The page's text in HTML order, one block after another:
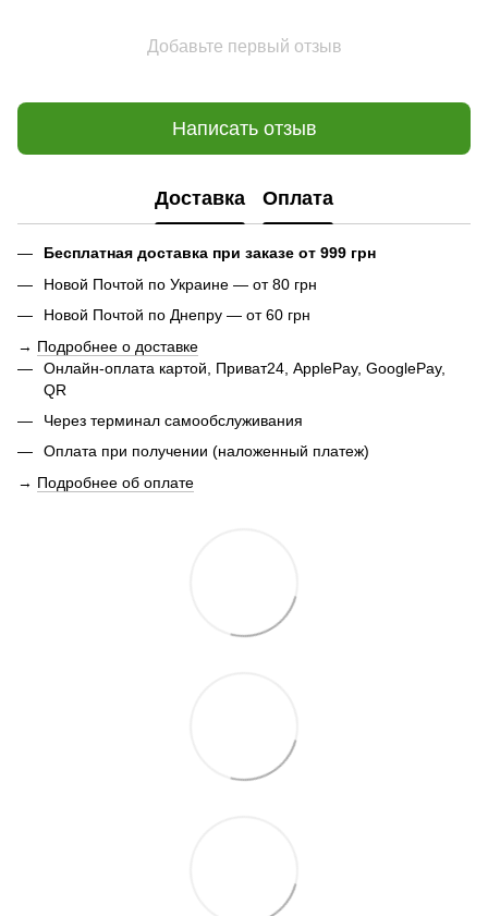
Добавьте первый отзыв
Написать отзыв
Доставка Оплата
Бесплатная доставка при заказе от 999 грн
Новой Почтой по Украине — от 80 грн
Новой Почтой по Днепру — от 60 грн
→ Подробнее о доставке
Онлайн-оплата картой, Приват24, ApplePay, GooglePay,
QR
Через терминал самообслуживания
Оплата при получении (наложенный платеж)
→ Подробнее об оплате